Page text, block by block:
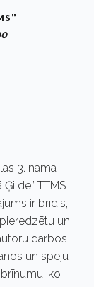
3. nama
TTMS
ir brīdis,
un
darbos
un spēju
ko